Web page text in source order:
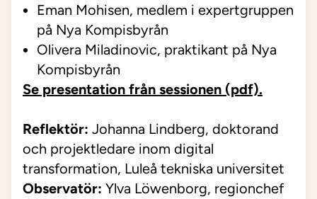
Eman Mohisen, medlem i expertgruppen
på Nya Kompisbyrån
Olivera Miladinovic, praktikant på Nya
Kompisbyrån
Se presentation från sessionen (pdf).
Reflektör: Johanna Lindberg, doktorand
och projektledare inom digital
transformation, Luleå tekniska universitet
Observatör: Ylva Löwenborg, regionchef